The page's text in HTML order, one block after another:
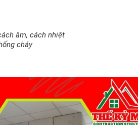
âm, cách nhiệt
cháy